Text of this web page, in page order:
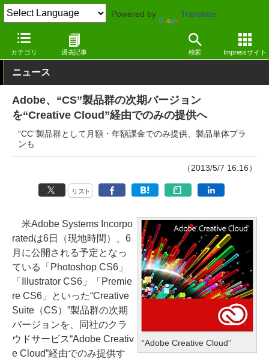
Powered by Translate
カテゴリ 過去記事 検索 Impressサイト
窓の杜 その他の話題
ニュース
Adobe、“CS”製品群の次期バージョン
を“Creative Cloud”経由でのみの提供へ
“CC”製品群として月額・年額課金でのみ提供、製品単体プラ
ンも
（2013/5/7 16:16）
リスト
“Adobe Creative Cloud”
米Adobe Systems Incorpo
ratedは6日（現地時間）、6
月に公開される予定となっ
ている「Photoshop CS6」
「Illustrator CS6」「Premie
re CS6」といった“Creative
Suite（CS）”製品群の次期
バージョンを、同社のクラ
ウドサービス“Adobe Creativ
e Cloud”経由でのみ提供す